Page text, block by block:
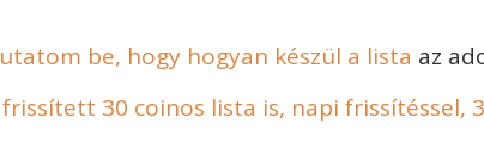
be, hogy hogyan készül a lista az
30 coinos lista is, napi frissítéssel,